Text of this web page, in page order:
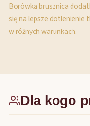
Borówka brusznica
się na lepsze dotlenienie
w różnych warunkach.
Dla kogo